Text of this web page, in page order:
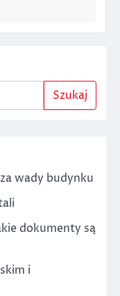
Szukaj
wady budynku
dokumenty są
i